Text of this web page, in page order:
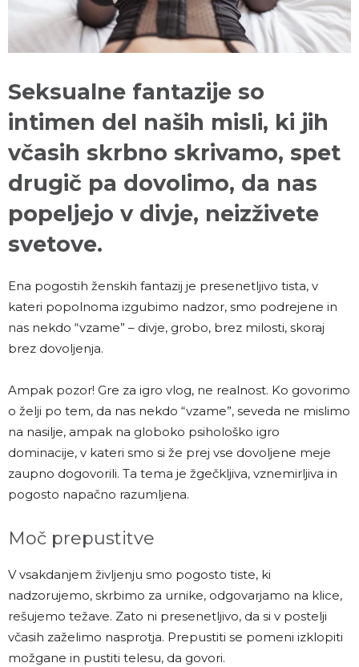
Seksualne fantazije so
intimen del naših misli, ki jih
včasih skrbno skrivamo, spet
drugič pa dovolimo, da nas
popeljejo v divje, neizživete
svetove.
Ena pogostih ženskih fantazij je presenetljivo tista, v
kateri popolnoma izgubimo nadzor, smo podrejene in
nas nekdo “vzame” – divje, grobo, brez milosti, skoraj
brez dovoljenja.
Ampak pozor! Gre za igro vlog, ne realnost. Ko govorimo
o želji po tem, da nas nekdo “vzame”, seveda ne mislimo
na nasilje, ampak na globoko psihološko igro
dominacije, v kateri smo si že prej vse dovoljene meje
zaupno dogovorili. Ta tema je žgečkljiva, vznemirljiva in
pogosto napačno razumljena.
Moč prepustitve
V vsakdanjem življenju smo pogosto tiste, ki
nadzorujemo, skrbimo za urnike, odgovarjamo na klice,
rešujemo težave. Zato ni presenetljivo, da si v postelji
včasih zaželimo nasprotja. Prepustiti se pomeni izklopiti
možgane in pustiti telesu, da govori.